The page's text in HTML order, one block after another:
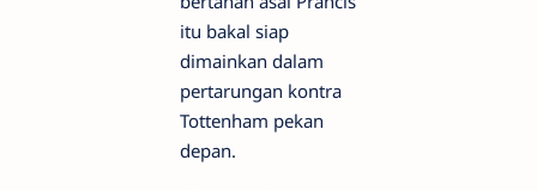
itu bakal siap
dimainkan dalam
pertarungan kontra
Tottenham pekan
depan.